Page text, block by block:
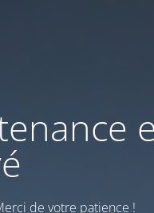
de votre patience !